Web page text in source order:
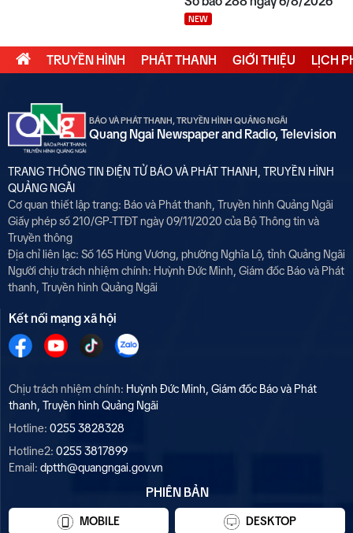
NEW
TRUYỀN HÌNH PHÁT THANH GIỚI THIỆU LỊCH
BÁO VÀ PHÁT THANH, TRUYỀN HÌNH QUẢNG NGÃI
Quang Ngai Newspaper and Radio, Television
TRANG THÔNG TIN ĐIỆN TỬ BÁO VÀ PHÁT THANH, TRUYỀN HÌNH
QUẢNG NGÃI
Cơ quan thiết lập trang: Báo và Phát thanh, Truyền hình Quảng Ngãi
Giấy phép số 210/GP-TTĐT ngày 09/11/2020 của Bộ Thông tin và
Truyền thông
Địa chỉ liên lạc: Số 165 Hùng Vương, phường Nghĩa Lộ, tỉnh Quảng Ngãi
Người chịu trách nhiệm chính: Huỳnh Đức Minh, Giám đốc Báo và Phát
thanh, Truyền hình Quảng Ngãi
Kết nối mạng xã hội
Chịu trách nhiệm chính: Huỳnh Đức Minh, Giám đốc Báo và Phát
thanh, Truyền hình Quảng Ngãi
Hotline: 0255 3828328
Hotline2: 0255 3817899
Email: dptth@quangngai.gov.vn
PHIÊN BẢN
MOBILE DESKTOP